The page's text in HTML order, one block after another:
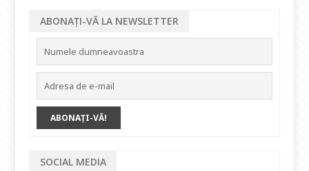
ABONAȚI-VĂ LA NEWSLETTER
SOCIAL MEDIA